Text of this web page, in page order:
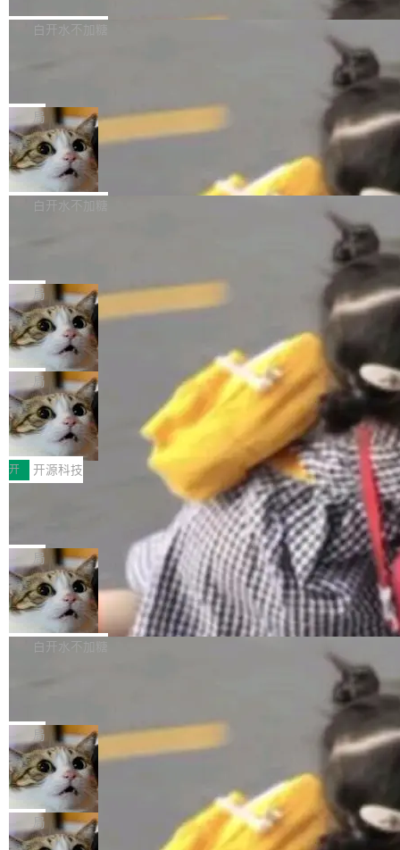
w 不要求标准普通话，方言识别覆盖粤语、吴语
容提供的字体时出现的几个问题 为避免音频加
质的最低采样率）的音频格式将被拒绝 修复了 C
SS 圆角虚线样式中可能存在的问题 如果表单中
的图像元素不在同一个子树中，则它们将不再关
联 加...
发布的 Release Notes，他利用 AI 工具（如 Co
最强的若干项。对于尚未正式发版的 PG 19，则
通过拉取过去一年内（从 PG 18 Beta1 时间点
至今）的所有 commit，同样交由 AI 分析提炼。
经过人工复核，准确度令人满意。这一方法也为
社区爱好者提供了高效跟踪新版本的思路。
白开水不加糖
维护工作一直与我的日常工作、家务、社交生活
和休闲娱乐竞争时间。" 这是 libexpat 维护者 S
ebastian Pipping 写在博客里的话。8 月 4 日，
他宣布了一个新消息：从 2026 年 8 月 1 日起，
他可以全职维护 libexpat 了，最长 6 个月。发
库之一。你的操作系统、浏览器、无数的基础设
施软件，很可能都在用它。而过去十年，维护它
的人一直在用业余...
局
Firefox 153.0.3 发布
Firefox 153.0.3 现已发布，具体更新内容如
下： New Smart Window 包含多项增强功能：
gi?id=2019042">Bug&nbsp;2019042</a>）</l
i> <li>现在，助手可以直接使用 Exa 的网络搜索
结果回答问题，而无需将问题转交给搜索引擎。
（<a href="https://bugzilla.mozilla.org/show_
bug.cgi?id=204...
白开水不加糖
的 npm 包。项目的核心论点是：容器不适合 Ag
ent 计算。真正适合的，是 Isolate。 Cloudflare
工程师在这件事上没什么可谦虚的——他们用 W
orkers 跑了十年 Isolate。用 CEO Matthew Pri
nce 的话说：「我们一生都在用 Isolate 运行代
码，而 AI Agent 不需要容器，它们需要的是 Iso
late。」 容器为什么不合适 容器的问题在于启动
和销毁都太重了。一个 Agent 要执行的任务可能
只需要几毫秒的 CPU 时间，但容器从冷启动到
就绪要花数秒。如果未来有十...
局
OpenAI 公开邮件和聊天记录回应苹果
诉讼，称“Apple is getting this wron
g”
上个月，苹果一纸诉状把 OpenAI 告上法庭，指
控其挖角苹果前员工并窃取商业秘密。苹果的诉
状把 OpenAI 描述成一个系统性地从前东家挖
人、套取机密信息的对手。 OpenAI 没发律师
函，也没选择庭外沉默。它在官网贴了一篇博
文，标题只有六个字：Apple is getting this wro
ng。 然后，它把邮件往来和 iMessage 聊天记
录全贴了出来。 他发错人了 苹果外部律师 Gabr
iel Gross 来自 Weil 律所，2 月 23 日下午 5:53
给 OpenAI 总法律顾问 Che Chang 发了封邮
件，附了一封长信，要求 OpenAI 配合调查前苹
果员工带走机密信...
局
HUAWEI MatePad Edge上架WorkBu
ddy鸿蒙PC版，说话就能干活的AI办公
搭子
全能AI工作台WorkBuddy鸿蒙PC版上架HUAWE
I MatePad Edge应用市场，直接下载即可使
用，与鸿蒙电脑上的体验一致。值得一提的是，
这是目前市面上唯一支持平板接入WorkBuddy P
C版的产品，搭载“人机双写”重磅功能——你写
你的，AI写AI的，同屏协作互不干扰。一句话让
AI帮你干活，现在开启全新体验！ 温馨提示：
体验WorkBuddy鸿蒙PC版前，请将 HUAWEI M
atePad Edge 升级至 HarmonyOS 6.1.0.135S
P9 patch03及以上版本。 *升级路径：设置 > 搜
开 开源科技
FFmpeg 9.0 发布：代号“Lei”，以此纪
全球知名开源多媒体框架 FFmpeg 今天正式发
布了 9.0 版本。这个版本除了带来新一代音视频
处理能力和硬件加速支持之外，还有一个特殊之
处：FFmpeg 9.0 的代号是“Lei”。 这个名字，
来自中国开发者雷霄骅（Lei Xiaohua）。 对于
很多中国音视频开发者而言，这个名字并不陌
“启蒙老师”。 而今年，恰好是雷霄骅离世十周
年。FFmpeg 社区最终选择用一个大版本的名
字，留下了这份纪念。 雷霄骅曾是中国传媒大学
数字电视技术方向的博士生，长期从事视频、音
频技...
局
亚马逊成本失控：AI 写代码烧掉 1215
万元，超预算 860%
外媒近日曝光了亚马逊的多份内部报告显示，AI
导致公司在多个项目上超支。《金融时报》报道
编写程序，目标是完成电商平台作者信息与商品
列表的数据匹配 —— 一项常规的数据处理任
务，最终却产生了 180 万美元的账单，实际支出
超出原定预算 860%。 更令人意外的是，该项目
最终并未成功落地，而高额算力消耗持续运行长
达 5 个月，公司直到财务对账时才察觉异常。这
白开水不加糖
e CEO Clément Delangue 在 CNBC 的采访里
没有拐弯抹角。他说中国正在赢得 AI 竞赛，而
且按目前的速度，中国 AI 工具预计在今年底或
2027 年就能追上美国前沿实验室的水平。 Dela
ngue 把原因归结为一件事：开放协作。中国的
AI 开发者在一个共享和协作的生态里加速迭代，
局
当 AI agent 把源码变成了最好的扩展系
统，开发者工具必须开源
五年前，David Crawshaw 问过很多软件工程师
一个问题：你写过什么给自己用的程序？答案几
乎都是没有。工程师们整天用别人写的程序写程
局